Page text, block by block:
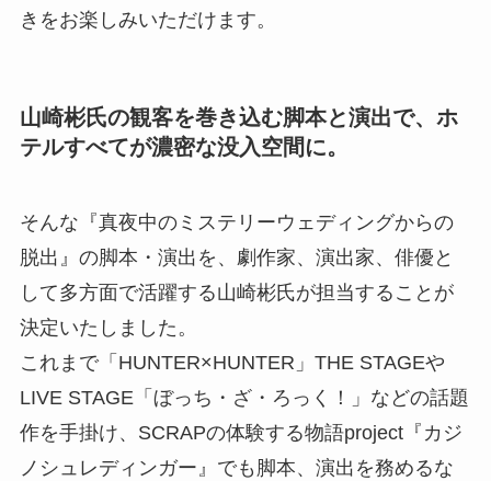
きをお楽しみいただけます。
山崎彬氏の観客を巻き込む脚本と演出で、ホ
テルすべてが濃密な没入空間に。
そんな『真夜中のミステリーウェディングからの
脱出』の脚本・演出を、劇作家、演出家、俳優と
して多方面で活躍する山崎彬氏が担当することが
決定いたしました。
これまで「HUNTER×HUNTER」THE STAGEや
LIVE STAGE「ぼっち・ざ・ろっく！」などの話題
作を手掛け、SCRAPの体験する物語project『カジ
ノシュレディンガー』でも脚本、演出を務めるな